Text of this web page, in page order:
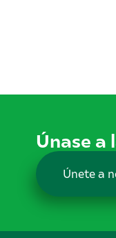
Únase a
Únete a